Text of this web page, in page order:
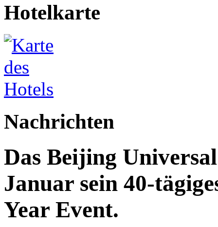
Hotelkarte
Nachrichten
Das Beijing
Januar sein 40-
Year Event.